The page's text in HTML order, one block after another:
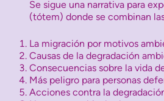
Se sigue una narrativa para
(tótem) donde se combinan
La migración por motivos
Causas de la degradación
Consecuencias sobre la vida
Más peligro para personas
Acciones contra la